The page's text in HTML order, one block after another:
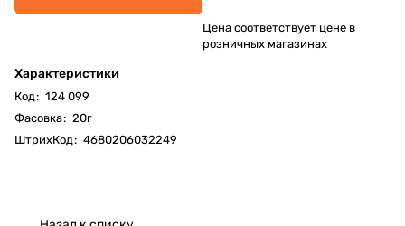
Характеристики
Код: 124 099
Фасовка: 20г
ШтрихКод: 4680206032249
Цена соответствует цене в
розничных магазинах